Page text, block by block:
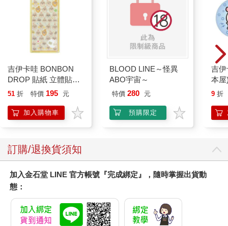
或者，添加一些什麼，例如絲襪與跟鞋
（有時她被這麼要求）
像小時候紙娃娃的關節
圓扁雙腳釘，世界把她們的關節扣住
在不同風格的窗景下：
優雅歐洲，溫柔和風，或者美式熱情
——他們野心所及
夫的視線，有時穿透她低胸的領口
滑開她縮腰的緊布
有時，又被緊緊纏住，腰身、臀部、乳房，以及
一雙紗質的眼睛
她的視線，跟隨熨斗的航程
它平坦、透氣，包覆夫的整個靈魂
他用這樣的平整，出門，鎖門
吉伊卡哇 BONBON
DROP 貼紙 立體貼紙
水晶貼紙 手帳貼 裝飾
兔兔 Chiikawa
51 折 特價 195 元
加入購物車
BLOOD LINE～怪異
ABO宇宙～
特價 280 元
預購限定
吉
本屋
9 折
訂購/退換貨須知
加入金石堂 LINE 官方帳號『完成綁定』，隨時掌握出貨動
態：